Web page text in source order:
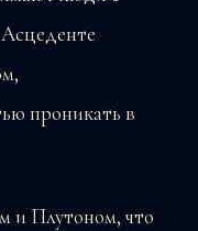
проникать в
и Плутоном, что